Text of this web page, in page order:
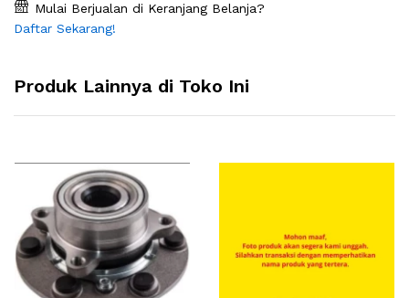
Mulai Berjualan di Keranjang Belanja?
Daftar Sekarang!
Produk Lainnya di Toko Ini